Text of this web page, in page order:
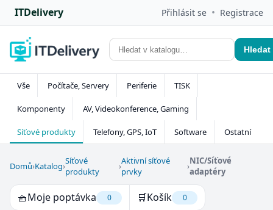
ITDelivery Přihlásit se • Registrace
Hledat
Vše Počítače, Servery Periferie TISK
Komponenty AV, Videokonference, Gaming
Síťové produkty Telefony, GPS, IoT Software Ostatní
Domů›Katalog›Síťové
produkty
›Aktivní síťové
prvky
›NIC/Síťové
adaptéry
🧺Moje poptávka 0 🛒Košík 0